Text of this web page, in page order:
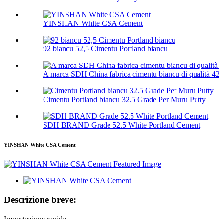
YINSHAN White CSA Cement
92 biancu 52,5 Cimentu Portland biancu
A marca SDH China fabrica cimentu biancu di qualità
Cimentu Portland biancu 32.5 Grade Per Muru Putty
SDH BRAND Grade 52.5 White Portland Cement
YINSHAN White CSA Cement
Descrizione breve: